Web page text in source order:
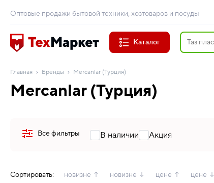
Оптовые продажи бытовой техники, хозтоваров и посуды
Каталог
Главная Бренды Mercanlar (Турция)
Mercanlar (Турция)
Все фильтры В наличии Акция
Сортировать: новизне ↑ новизне ↓ цене ↑ цене ↓